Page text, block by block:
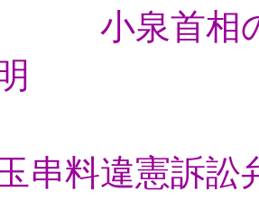
相の靖国
串料違憲訴